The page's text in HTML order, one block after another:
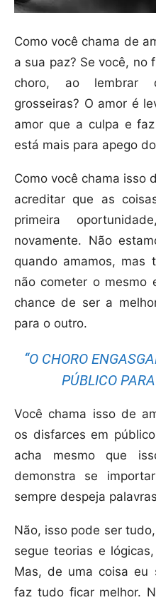
Como você chama de
a sua paz? Se você,
choro, ao lembrar
grosseiras? O amor é
amor que a culpa e
está mais para apego
Como você chama isso
acreditar que as
primeira
novamente. Não
quando amamos, mas
não cometer o mesmo
chance de ser a
para o outro.
“O CHORO
PÚBLICO
Você chama isso de
os disfarces em
acha mesmo que
demonstra se
sempre despeja
Não, isso pode ser
segue teorias e
Mas, de uma coisa eu
faz tudo ficar melhor.